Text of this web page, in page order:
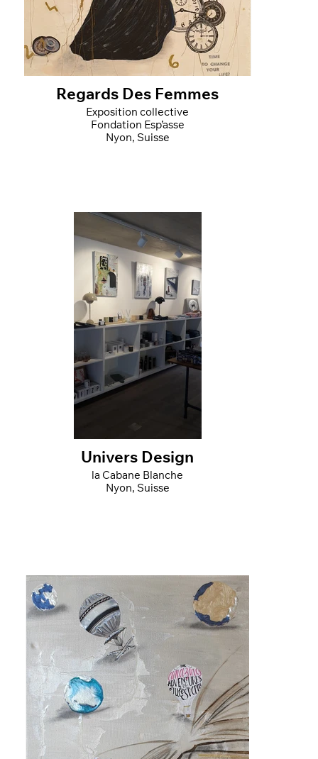
Regards Des Femmes
Exposition collective
Fondation Esp’asse
Nyon, Suisse
Univers Design
la Cabane Blanche
Nyon, Suisse